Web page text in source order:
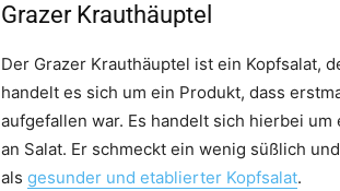
Grazer Krauthäuptel
Der Grazer Krauthäuptel ist ein Kopfsalat,
handelt es sich um ein Produkt, dass
aufgefallen war. Es handelt sich hierbei
an Salat. Er schmeckt ein wenig süßlich
als gesunder und etablierter Kopfsalat.